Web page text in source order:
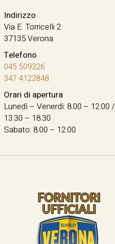
Indirizzo
Via E. Torricelli 2
37135 Verona
Telefono
045 509326
347 4122848
Orari di apertura
Lunedì – Venerdì: 8.00 – 12.00 /
13.30 – 18.30
Sabato: 8.00 – 12.00